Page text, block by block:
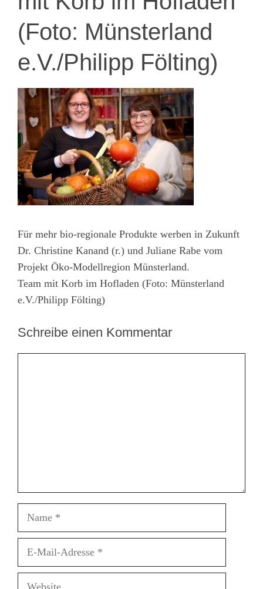
(Foto: Münsterland
e.V./Philipp Fölting)
Für mehr bio-regionale Produkte werben in Zukunft
Dr. Christine Kanand (r.) und Juliane Rabe vom
Projekt Öko-Modellregion Münsterland.
Team mit Korb im Hofladen (Foto: Münsterland
e.V./Philipp Fölting)
Schreibe einen Kommentar
Name
Website